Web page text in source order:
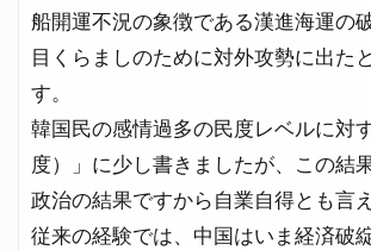
船開運不況の象徴である漢進海運の
目くらましのために対外攻勢に出た
す。
韓国民の感情過多の民度レベルに対
度）」に少し書きましたが、この結
政治の結果ですから自業自得とも言え
従来の経験では、中国はいま経済破